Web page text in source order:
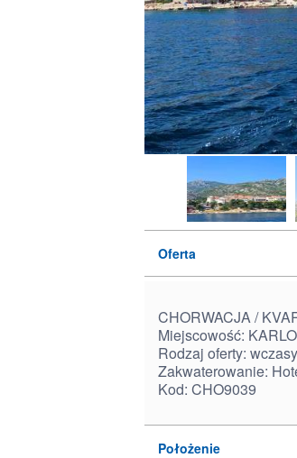
Oferta
CHORWACJA /
Miejscowość:
Rodzaj oferty:
Zakwaterowanie:
Kod: CHO9039
Położenie